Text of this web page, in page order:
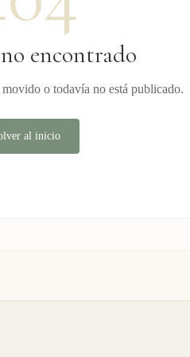
encontrado
o todavía no está publicado.
al inicio